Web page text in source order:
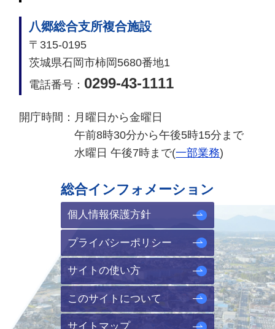
八郷総合支所複合施設
〒315-0195
茨城県石岡市柿岡5680番地1
電話番号： 0299-43-1111
開庁時間： 月曜日から金曜日
午前8時30分から午後5時15分まで
水曜日 午後7時まで(一部業務)
総合インフォメーション
個人情報保護方針
プライバシーポリシー
サイトの使い方
このサイトについて
サイトマップ